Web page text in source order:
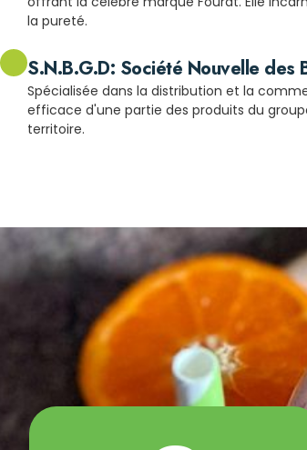
la pureté.
S.N.B.G.D: Société Nouvelle des
Spécialisée dans la distribution et la
efficace d'une partie des produits du
territoire.